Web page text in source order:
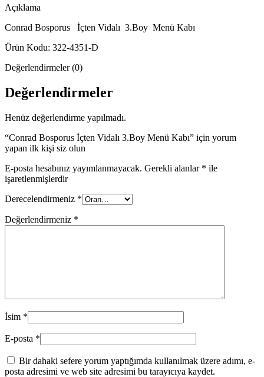
Açıklama
Conrad Bosporus İçten Vidalı 3.Boy Menü Kabı
Ürün Kodu: 322-4351-D
Değerlendirmeler (0)
Değerlendirmeler
Henüz değerlendirme yapılmadı.
“Conrad Bosporus İçten Vidalı 3.Boy Menü Kabı” için yorum
yapan ilk kişi siz olun
E-posta hesabınız yayımlanmayacak. Gerekli alanlar * ile
işaretlenmişlerdir
Derecelendirmeniz *
Değerlendirmeniz *
İsim *
E-posta *
Bir dahaki sefere yorum yaptığımda kullanılmak üzere adımı, e-
posta adresimi ve web site adresimi bu tarayıcıya kaydet.